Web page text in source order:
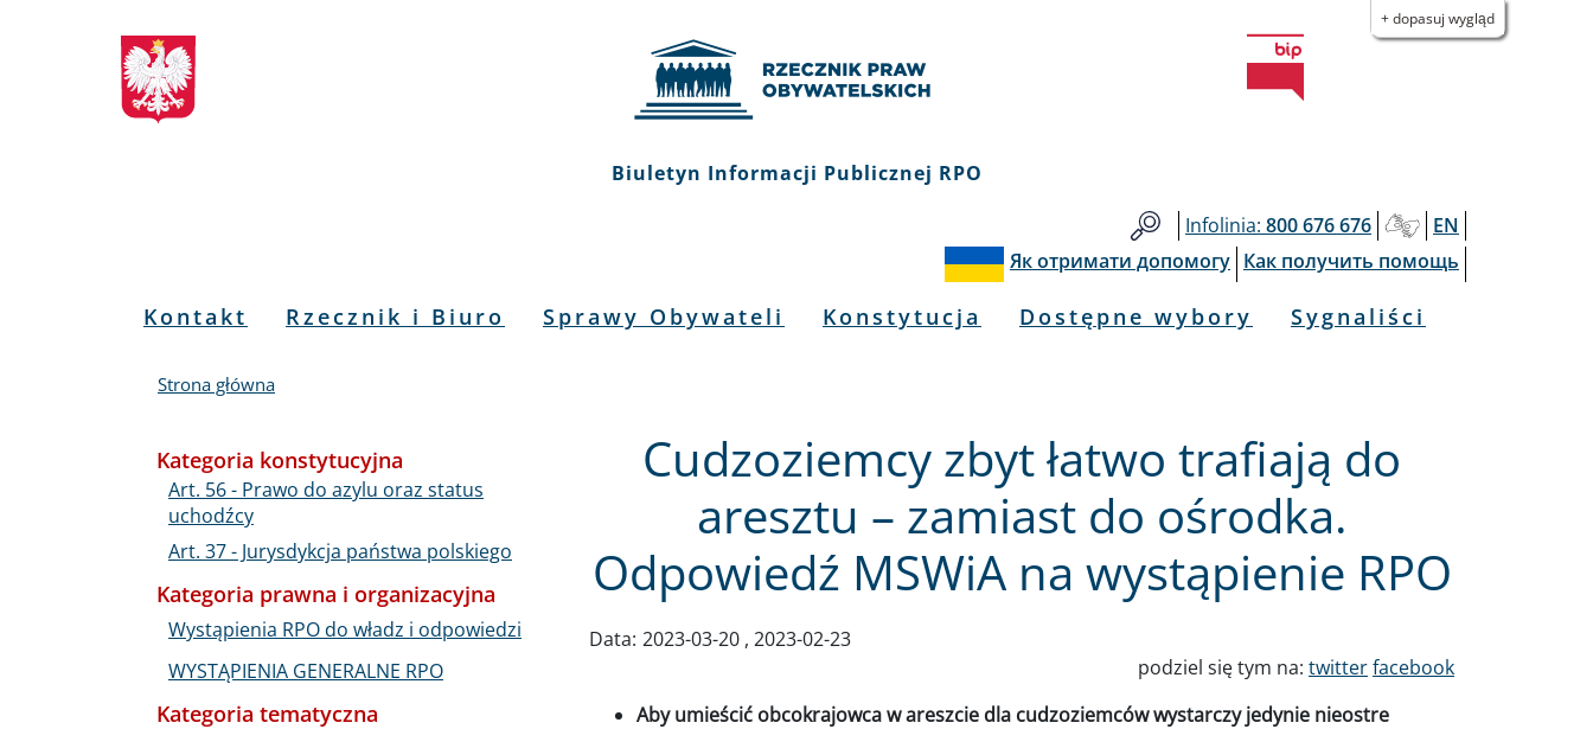
Biuletyn
Informacji
Publicznej
+ dopasuj wygląd
Biuletyn Informacji Publicznej RPO
Infolinia: 800 676 676
EN
Як отримати допомогу Как получить помощь
Menu
Kontakt Rzecznik i Biuro Sprawy Obywateli Konstytucja Dostępne wybory Sygnaliści
Strona główna
Cudzoziemcy zbyt łatwo trafiają do
aresztu – zamiast do ośrodka.
Odpowiedź MSWiA na wystąpienie RPO
Data: 2023-03-20 2023-02-23
podziel się tym na: twitterfacebook
Aby umieścić obcokrajowca w areszcie dla cudzoziemców wystarczy jedynie nieostre
Kategoria konstytucyjna
Art. 56 - Prawo do azylu oraz status
uchodźcy
Art. 37 - Jurysdykcja państwa polskiego
Kategoria prawna i organizacyjna
Wystąpienia RPO do władz i odpowiedzi
WYSTĄPIENIA GENERALNE RPO
Kategoria tematyczna